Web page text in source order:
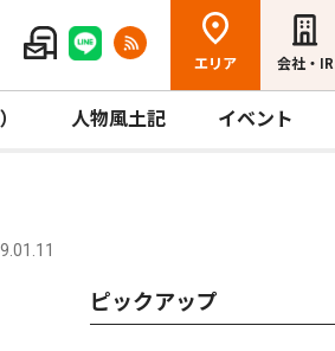
エリア 会社・IR
人物風土記 イベント
ピックアップ